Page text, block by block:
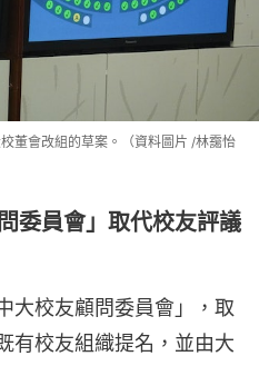
董會改組的草案。（資料圖片 /林靄怡
委員會」取代校友評議
大校友顧問委員會」，取
有校友組織提名，並由大